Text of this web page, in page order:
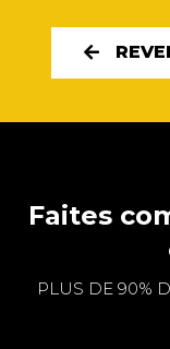
Faites
PLUS DE 90%